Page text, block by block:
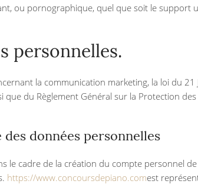
ou pornographique, quel que soit le support
personnelles.
la communication marketing, la loi du
du Règlement Général sur la Protection des
des données personnelles
le cadre de la création du compte personnel
https://www.concoursdepiano.comest